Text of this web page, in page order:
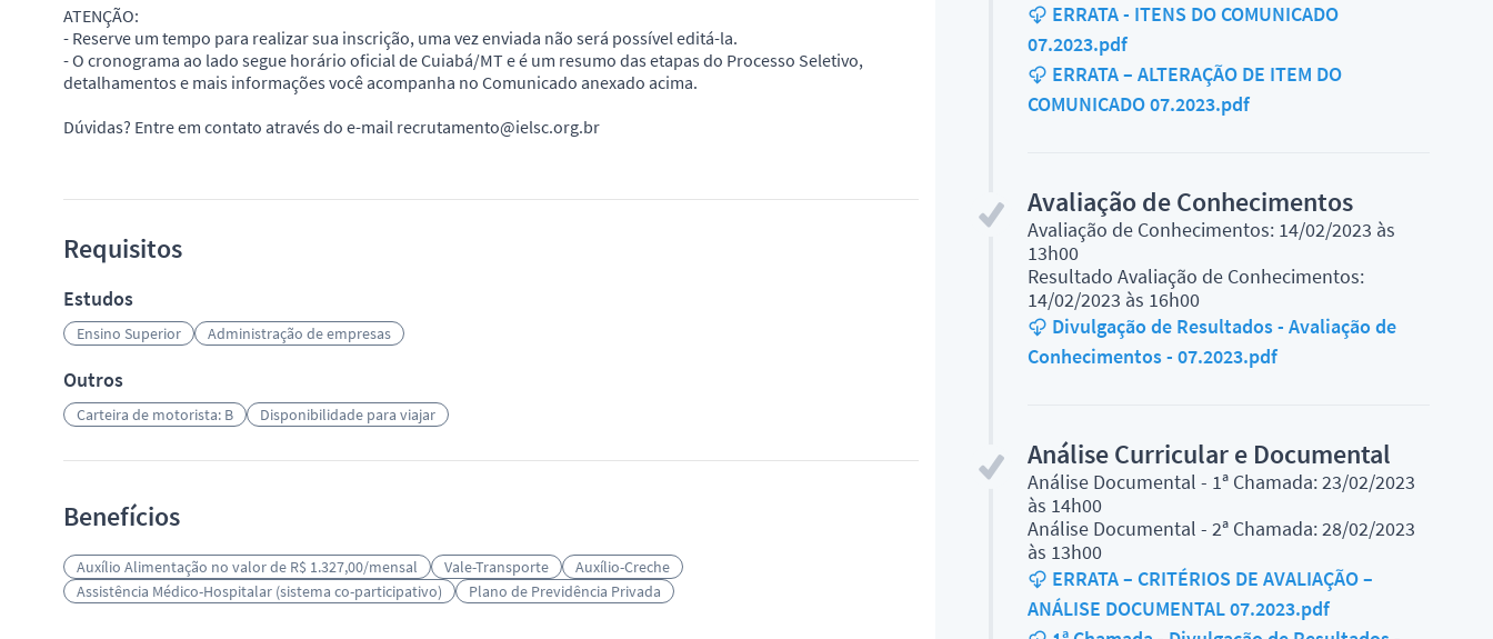
ATENÇÃO:
- Reserve um tempo para realizar sua inscrição, uma vez enviada não será possível editá-la.
- O cronograma ao lado segue horário oficial de Cuiabá/MT e é um resumo das etapas do Processo Seletivo,
detalhamentos e mais informações você acompanha no Comunicado anexado acima.
Dúvidas? Entre em contato através do e-mail recrutamento@ielsc.org.br
Requisitos
Estudos
Ensino Superior Administração de empresas
Outros
Carteira de motorista: B Disponibilidade para viajar
Benefícios
Auxílio Alimentação no valor de R$ 1.327,00/mensal Vale-Transporte
Auxílio-Creche
Assistência Médico-Hospitalar (sistema co-participativo)
Plano de Previdência Privada
ERRATA - ITENS DO COMUNICADO
07.2023.pdf
ERRATA – ALTERAÇÃO DE ITEM DO
COMUNICADO 07.2023.pdf
Avaliação de Conhecimentos
Avaliação de Conhecimentos: 14/02/2023 às
13h00
Resultado Avaliação de Conhecimentos:
14/02/2023 às 16h00
Divulgação de Resultados - Avaliação de
Conhecimentos - 07.2023.pdf
Análise Curricular e Documental
Análise Documental - 1ª Chamada: 23/02/2023
às 14h00
Análise Documental - 2ª Chamada: 28/02/2023
às 13h00
ERRATA – CRITÉRIOS DE AVALIAÇÃO –
ANÁLISE DOCUMENTAL 07.2023.pdf